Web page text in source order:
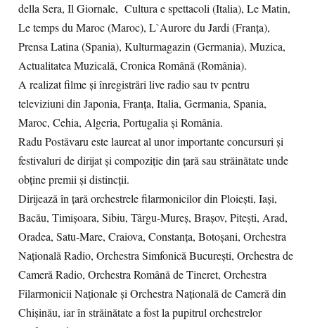
della Sera, Il Giornale, Cultura e spettacoli (Italia), Le Matin,
Le temps du Maroc (Maroc), L`Aurore du Jardi (Franţa),
Prensa Latina (Spania), Kulturmagazin (Germania), Muzica,
Actualitatea Muzicală, Cronica Română (România).
A realizat filme și înregistrări live radio sau tv pentru
televiziuni din Japonia, Franța, Italia, Germania, Spania,
Maroc, Cehia, Algeria, Portugalia și România.
Radu Postăvaru este laureat al unor importante concursuri și
festivaluri de dirijat și compoziţie din țară sau străinătate unde
obţine premii și distincții.
Dirijează în țară orchestrele filarmonicilor din Ploiești, Iași,
Bacău, Timișoara, Sibiu, Târgu-Mureș, Brașov, Pitești, Arad,
Oradea, Satu-Mare, Craiova, Constanța, Botoșani, Orchestra
Națională Radio, Orchestra Simfonică București, Orchestra de
Cameră Radio, Orchestra Română de Tineret, Orchestra
Filarmonicii Naționale și Orchestra Națională de Cameră din
Chișinău, iar în străinătate a fost la pupitrul orchestrelor